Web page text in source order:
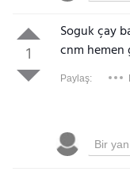
1
Soguk çay
cnm hemen
Paylaş: